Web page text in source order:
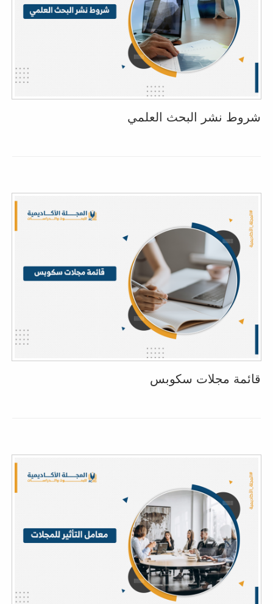
شروط نشر البحث العلمي
قائمة مجلات سكوبس